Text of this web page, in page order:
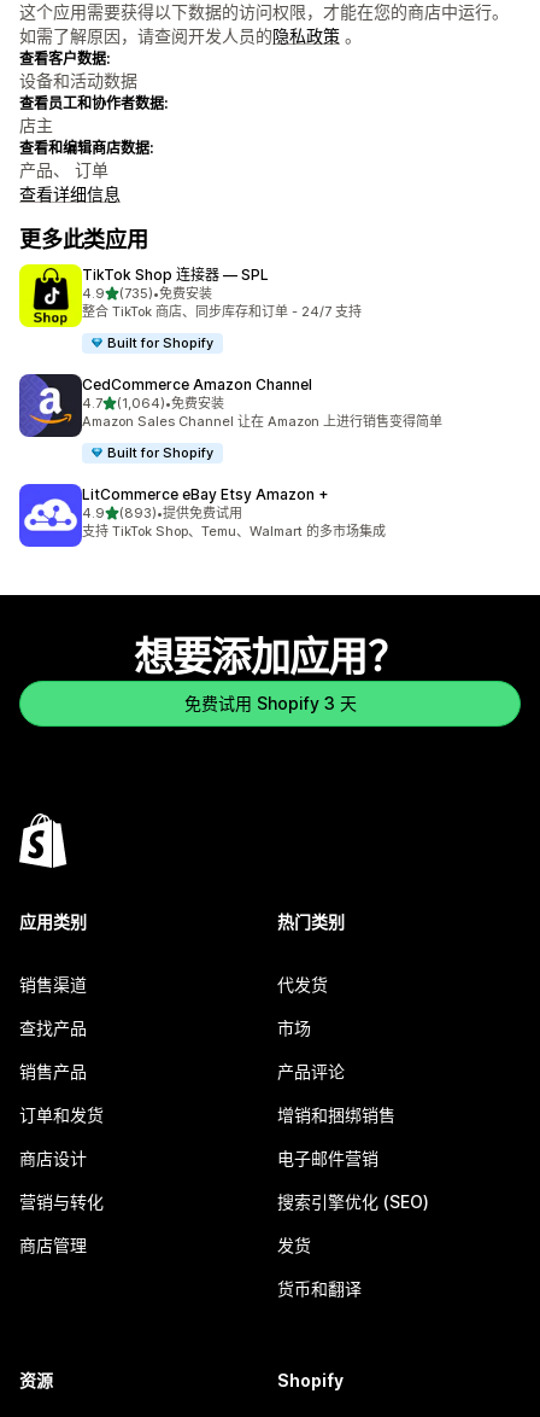
这个应用需要获得以下数据的访问权限，才能在您的商店中运行。
如需了解原因，请查阅开发人员的隐私政策 。
查看客户数据:
设备和活动数据
查看员工和协作者数据:
店主
查看和编辑商店数据:
产品、 订单
查看详细信息
更多此类应用
TikTok Shop 连接器 — SPL
4.9星（满分 5 星）
(735)
总共 735 条评论
•免费安装
整合 TikTok 商店、同步库存和订单 - 24/7 支持
Built for Shopify
CedCommerce Amazon Channel
4.7星（满分 5 星）
(1,064)
总共 1064 条评论
•免费安装
Amazon Sales Channel 让在 Amazon 上进行销售变得简单
Built for Shopify
LitCommerce eBay Etsy Amazon +
4.9星（满分 5 星）
(893)
总共 893 条评论
•提供免费试用
支持 TikTok Shop、Temu、Walmart 的多市场集成
想要添加应用？
免费试用 Shopify 3 天
应用类别
销售渠道
查找产品
销售产品
订单和发货
商店设计
营销与转化
商店管理
热门类别
代发货
市场
产品评论
增销和捆绑销售
电子邮件营销
搜索引擎优化 (SEO)
发货
货币和翻译
资源 Shopify